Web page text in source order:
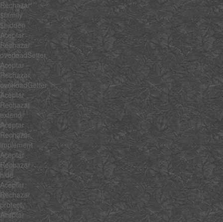
Rechazar
$family
$hidden
Aceptar
Rechazar
overloadSetter
Aceptar
Rechazar
overloadGetter
Aceptar
Rechazar
extend
Aceptar
Rechazar
implement
Aceptar
Rechazar
hide
Aceptar
Rechazar
protect
Aceptar